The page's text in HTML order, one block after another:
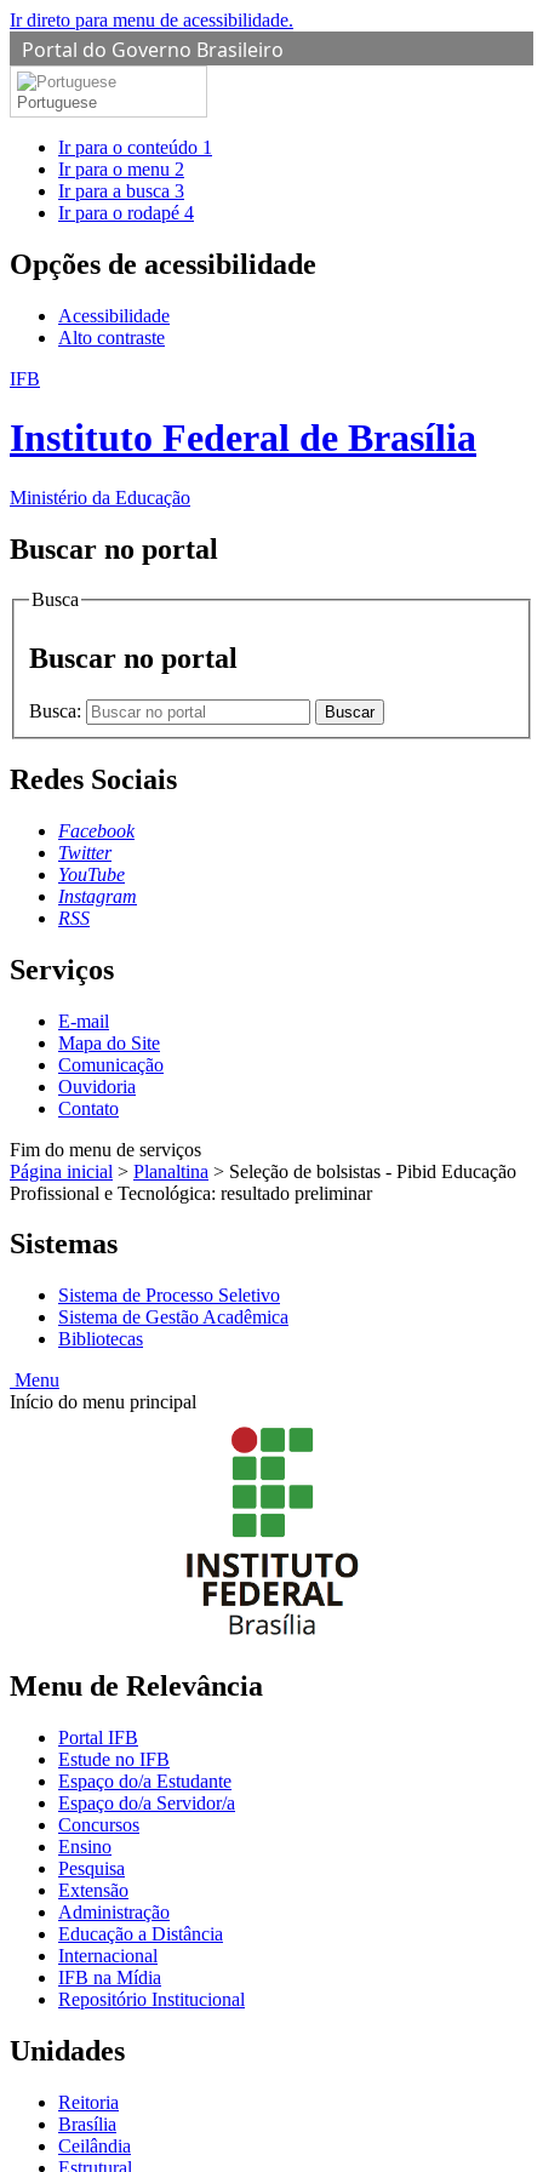
Ir direto para menu de acessibilidade.
Portal do Governo Brasileiro
Portuguese
Ir para o conteúdo 1
Ir para o menu 2
Ir para a busca 3
Ir para o rodapé 4
Opções de acessibilidade
Acessibilidade
Alto contraste
IFB
Instituto Federal de Brasília
Ministério da Educação
Buscar no portal
Busca
Buscar no portal
Busca: Buscar
Redes Sociais
Facebook
Twitter
YouTube
Instagram
RSS
Serviços
E-mail
Mapa do Site
Comunicação
Ouvidoria
Contato
Fim do menu de serviços
Página inicial > Planaltina > Seleção de bolsistas - Pibid Educação
Profissional e Tecnológica: resultado preliminar
Sistemas
Sistema de Processo Seletivo
Sistema de Gestão Acadêmica
Bibliotecas
Menu
Início do menu principal
Menu de Relevância
Portal IFB
Estude no IFB
Espaço do/a Estudante
Espaço do/a Servidor/a
Concursos
Ensino
Pesquisa
Extensão
Administração
Educação a Distância
Internacional
IFB na Mídia
Repositório Institucional
Unidades
Reitoria
Brasília
Ceilândia
Estrutural